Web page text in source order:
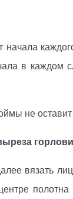
начала
в
не
вязать